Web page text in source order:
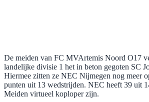
De meiden van FC MVArtemis Noord O17
landelijke divisie 1 het in beton gegoten SC
Hiermee zitten ze NEC Nijmegen nog meer
punten uit 13 wedstrijden. NEC heeft 39 uit
Meiden virtueel koploper zijn.